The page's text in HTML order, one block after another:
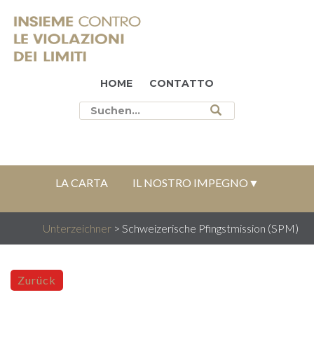
HOME CONTATTO
LA CARTA IL NOSTRO IMPEGNO
Unterzeichner > Schweizerische Pfingstmission (SPM)
Zurück